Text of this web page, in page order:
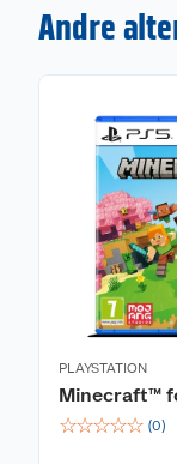
Se
Andre
PLAYSTATION
Minecraft™
☆☆☆☆☆ (0)